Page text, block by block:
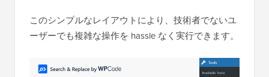
このシンプルなレイアウトにより、技術者でないユ
ーザーでも複雑な操作を hassle なく実行できます。